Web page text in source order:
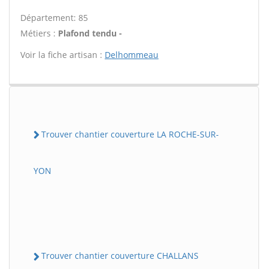
Département: 85
Métiers : Plafond tendu -
Voir la fiche artisan : Delhommeau
Trouver chantier couverture LA ROCHE-SUR-
YON
Trouver chantier couverture CHALLANS